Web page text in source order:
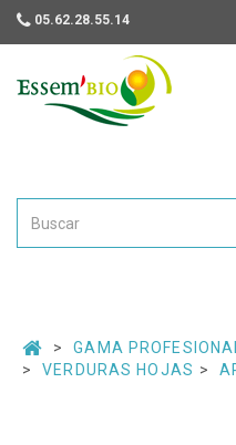
05.62.28.55.14
GAMA PROFESIONAL
VERDURAS HOJAS